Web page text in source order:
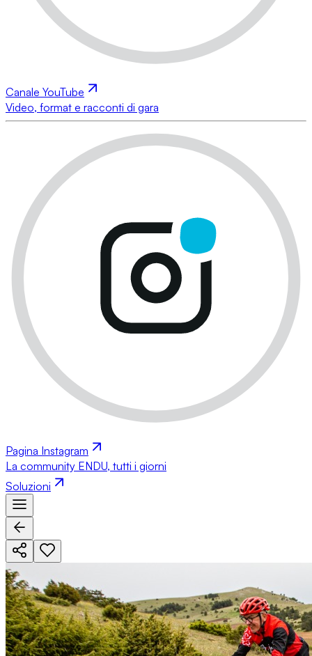
Canale YouTube
Video, format e racconti di gara
Pagina Instagram
La community ENDU, tutti i giorni
Soluzioni